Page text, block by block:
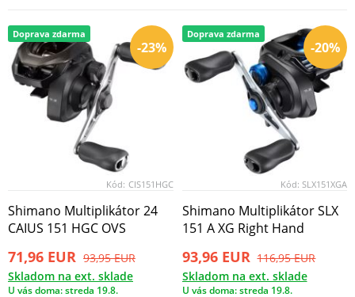
-23%
Doprava zdarma
Kód: CIS151HGC
Shimano Multiplikátor 24
CAIUS 151 HGC OVS
71,96 EUR 93,95 EUR
Skladom na ext. sklade
U vás doma: streda 19.8.
-20%
Doprava zdarma
Kód: SLX151XGA
Shimano Multiplikátor SLX
151 A XG Right Hand
93,96 EUR 116,95 EUR
Skladom na ext. sklade
U vás doma: streda 19.8.